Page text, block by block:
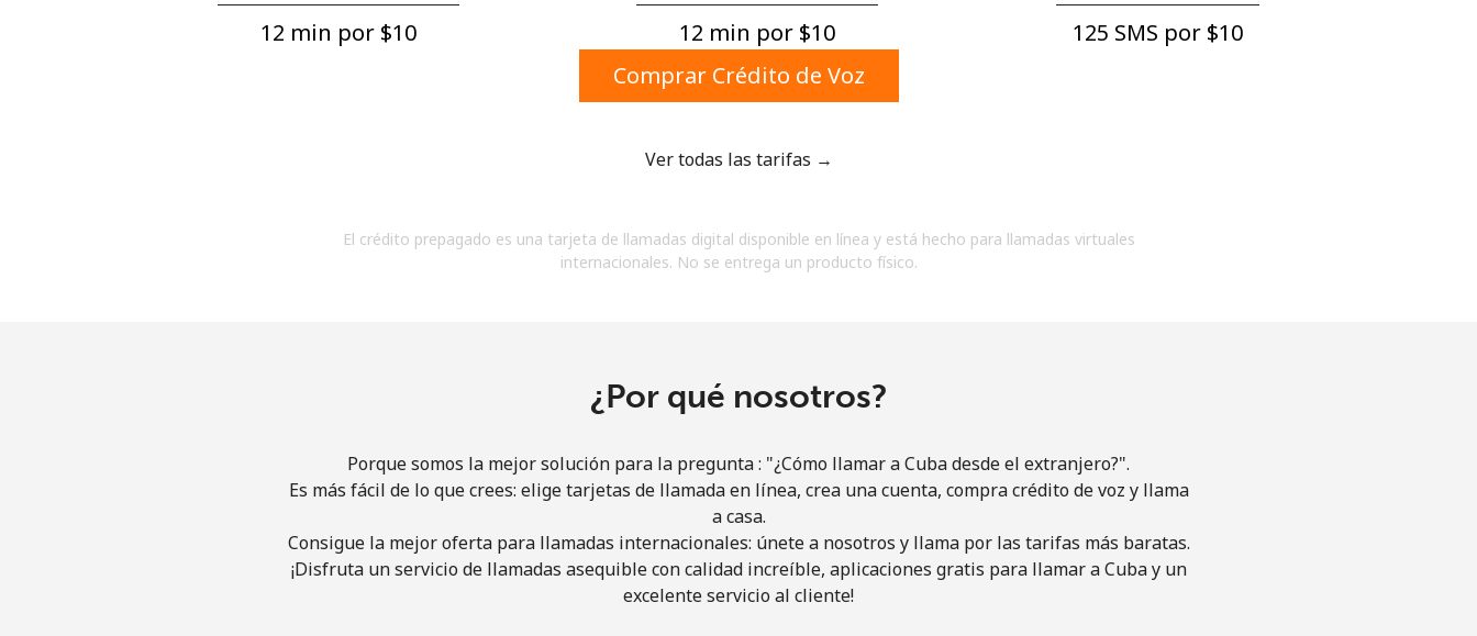
Un caracter especial
ofertas.
Únete
¡Hola!
12 min por ⁦$10⁩ 12 min por ⁦$10⁩
125 SMS por ⁦$10⁩
Comprar Crédito de Voz
Ver todas las tarifas →
El crédito prepagado es una tarjeta de llamadas digital disponible en línea y está hecho para llamadas virtuales
internacionales. No se entrega un producto físico.
¿Por qué nosotros?
Porque somos la mejor solución para la pregunta : "¿Cómo llamar a Cuba desde el extranjero?".
Es más fácil de lo que crees: elige tarjetas de llamada en línea, crea una cuenta, compra crédito de voz y llama
a casa.
Consigue la mejor oferta para llamadas internacionales: únete a nosotros y llama por las tarifas más baratas.
¡Disfruta un servicio de llamadas asequible con calidad increíble, aplicaciones gratis para llamar a Cuba y un
excelente servicio al cliente!